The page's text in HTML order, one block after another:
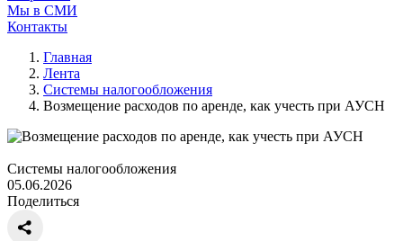
Мы в СМИ
Контакты
Главная
Лента
Системы налогообложения
Возмещение расходов по аренде, как учесть при АУСН
Системы налогообложения
05.06.2026
Поделиться